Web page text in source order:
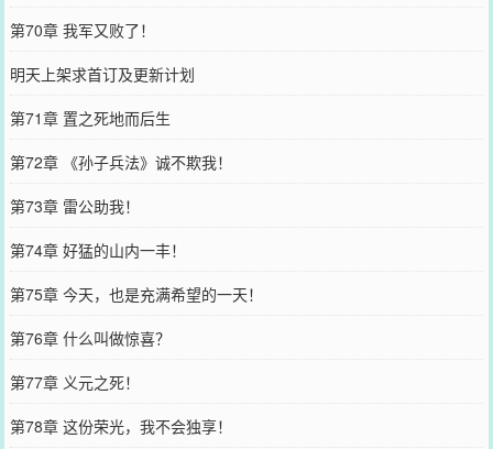
第70章 我军又败了！
明天上架求首订及更新计划
第71章 置之死地而后生
第72章 《孙子兵法》诚不欺我！
第73章 雷公助我！
第74章 好猛的山内一丰！
第75章 今天，也是充满希望的一天！
第76章 什么叫做惊喜？
第77章 义元之死！
第78章 这份荣光，我不会独享！